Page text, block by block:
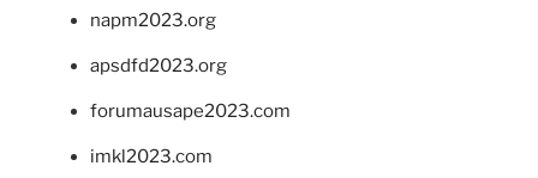
napm2023.org
apsdfd2023.org
forumausape2023.com
imkl2023.com